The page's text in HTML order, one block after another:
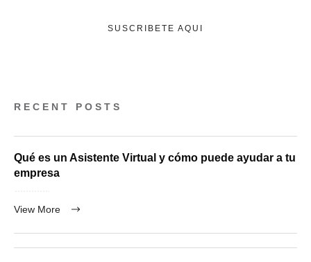
SUSCRIBETE AQUI
RECENT POSTS
Qué es un Asistente Virtual y cómo puede ayudar a tu
empresa
View More